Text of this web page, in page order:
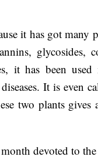
it has got many
glycosides,
it has been
It is even
two plants gives
devoted to